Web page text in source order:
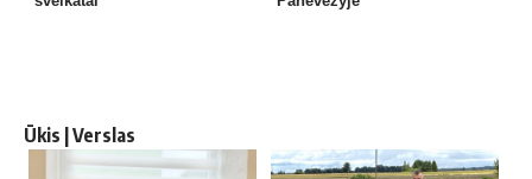
Ūkis | Verslas